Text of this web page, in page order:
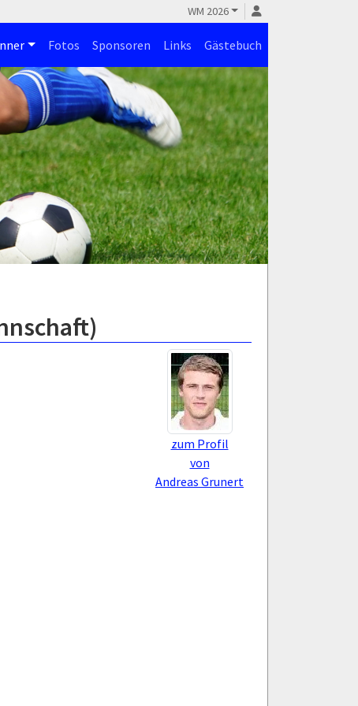
WM 2026
Fotos Sponsoren Links Gästebuch
zum Profil
von
Andreas Grunert